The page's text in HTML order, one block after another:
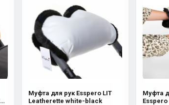
Муфта для рук Esspero LIT
Leatherette white-black
Муфта